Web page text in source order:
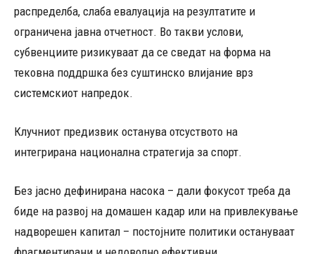
распределба, слаба евалуација на резултатите и
ограничена јавна отчетност. Во такви услови,
субвенциите ризикуваат да се сведат на форма на
тековна поддршка без суштинско влијание врз
системскиот напредок.
Клучниот предизвик останува отсуството на
интегрирана национална стратегија за спорт.
Без јасно дефинирана насока – дали фокусот треба да
биде на развој на домашен кадар или на привлекување
надворешен капитал – постојните политики остануваат